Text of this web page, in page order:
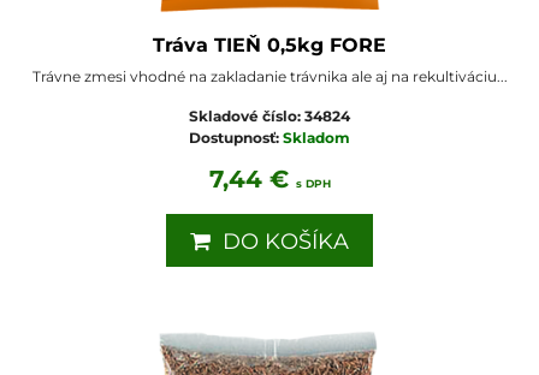
Tráva TIEŇ 0,5kg FORE
Trávne zmesi vhodné na zakladanie trávnika ale aj na rekultiváciu...
Skladové číslo: 34824
Dostupnosť: Skladom
7,44 € s DPH
DO KOŠÍKA